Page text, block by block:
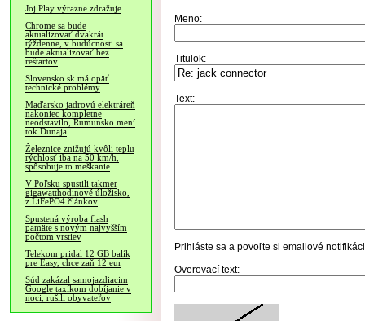
Joj Play výrazne zdražuje
Chrome sa bude
aktualizovať dvakrát
týždenne, v budúcnosti sa
bude aktualizovať bez
reštartov
Slovensko.sk má opäť
technické problémy
Maďarsko jadrovú elektráreň
nakoniec kompletne
neodstavilo, Rumunsko mení
tok Dunaja
Železnice znižujú kvôli teplu
rýchlosť iba na 50 km/h,
spôsobuje to meškanie
V Poľsku spustili takmer
gigawatthodinové úložisko,
z LiFePO4 článkov
Spustená výroba flash
pamäte s novým najvyšším
počtom vrstiev
Telekom pridal 12 GB balík
pre Easy, chce zaň 12 eur
Súd zakázal samojazdiacim
Google taxíkom dobíjanie v
noci, rušili obyvateľov
Meno:
Titulok:
Text:
Prihláste sa a povoľte si emailové
Overovací text: